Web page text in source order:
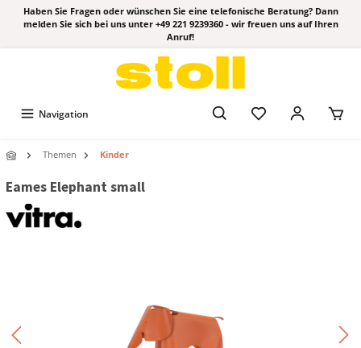
Haben Sie Fragen oder wünschen Sie eine telefonische Beratung? Dann
melden Sie sich bei uns unter +49 221 9239360 - wir freuen uns auf Ihren
Anruf!
Navigation
Themen Kinder
Eames Elephant small